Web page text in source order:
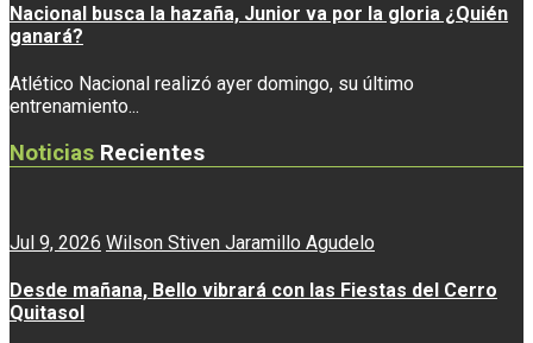
Nacional busca la hazaña, Junior va por la gloria ¿Quién
ganará?
Atlético Nacional realizó ayer domingo, su último
entrenamiento...
Noticias Recientes
Jul 9, 2026 Wilson Stiven Jaramillo Agudelo
Desde mañana, Bello vibrará con las Fiestas del Cerro
Quitasol